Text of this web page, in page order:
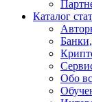
Каталог
Обо